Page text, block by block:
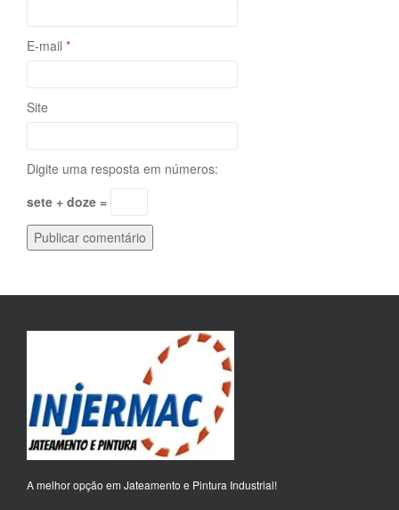
E-mail *
Site
Digite uma resposta em números:
sete + doze =
A melhor opção em Jateamento e Pintura Industrial!